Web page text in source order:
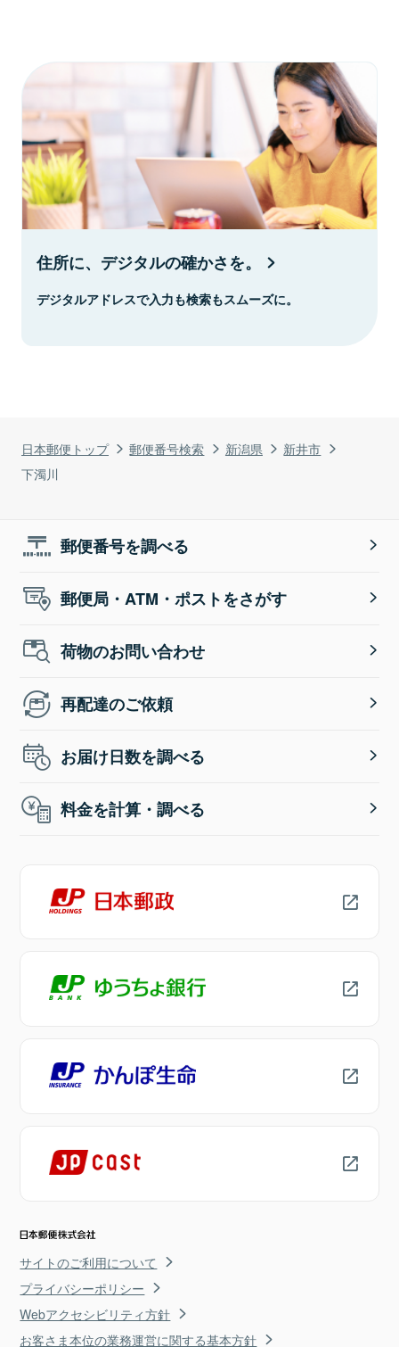
日本郵便トップ 郵便番号検索 新潟県
新井市
下濁川
住所に、デジタルの確かさを。
デジタルアドレスで入力も検索もスムーズに。
郵便番号を調べる
郵便局・ATM・ポストをさがす
荷物のお問い合わせ
再配達のご依頼
お届け日数を調べる
料金を計算・調べる
サイトのご利用について
プライバシーポリシー
Webアクセシビリティ方針
お客さま本位の業務運営に関する基本方針